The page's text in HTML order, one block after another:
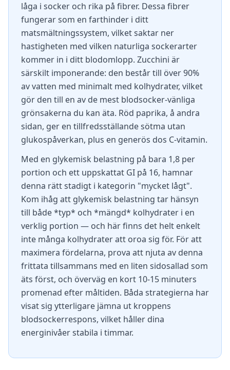
låga i socker och rika på fibrer. Dessa fibrer
fungerar som en farthinder i ditt
matsmältningssystem, vilket saktar ner
hastigheten med vilken naturliga sockerarter
kommer in i ditt blodomlopp. Zucchini är
särskilt imponerande: den består till över 90%
av vatten med minimalt med kolhydrater, vilket
gör den till en av de mest blodsocker-vänliga
grönsakerna du kan äta. Röd paprika, å andra
sidan, ger en tillfredsställande sötma utan
glukospåverkan, plus en generös dos C-vitamin.
Med en glykemisk belastning på bara 1,8 per
portion och ett uppskattat GI på 16, hamnar
denna rätt stadigt i kategorin "mycket lågt".
Kom ihåg att glykemisk belastning tar hänsyn
till både *typ* och *mängd* kolhydrater i en
verklig portion — och här finns det helt enkelt
inte många kolhydrater att oroa sig för. För att
maximera fördelarna, prova att njuta av denna
frittata tillsammans med en liten sidosallad som
äts först, och överväg en kort 10-15 minuters
promenad efter måltiden. Båda strategierna har
visat sig ytterligare jämna ut kroppens
blodsockerrespons, vilket håller dina
energinivåer stabila i timmar.